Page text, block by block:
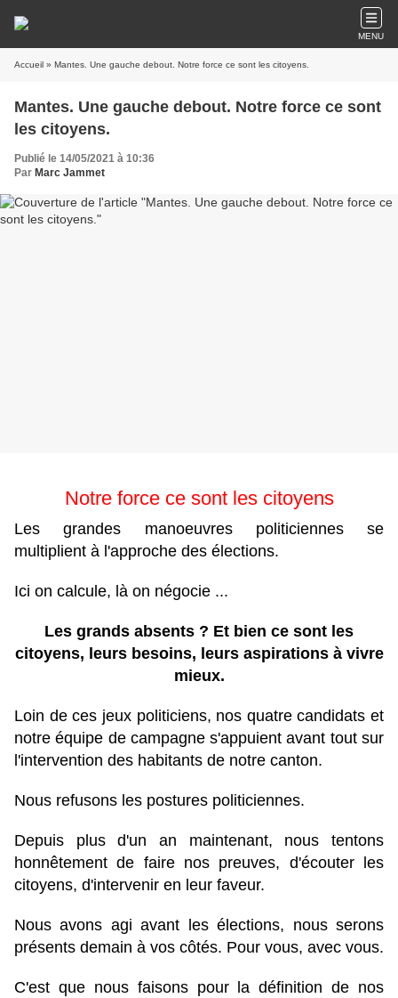
MENU
Accueil » Mantes. Une gauche debout. Notre force ce sont les citoyens.
Mantes. Une gauche debout. Notre force ce sont
les citoyens.
Publié le 14/05/2021 à 10:36
Par Marc Jammet
Notre force ce sont les citoyens
Les grandes manoeuvres politiciennes se
multiplient à l'approche des élections.
Ici on calcule, là on négocie ...
Les grands absents ? Et bien ce sont les
citoyens, leurs besoins, leurs aspirations à vivre
mieux.
Loin de ces jeux politiciens, nos quatre candidats et
notre équipe de campagne s'appuient avant tout sur
l'intervention des habitants de notre canton.
Nous refusons les postures politiciennes.
Depuis plus d'un an maintenant, nous tentons
honnêtement de faire nos preuves, d'écouter les
citoyens, d'intervenir en leur faveur.
Nous avons agi avant les élections, nous serons
présents demain à vos côtés. Pour vous, avec vous.
C'est que nous faisons pour la définition de nos